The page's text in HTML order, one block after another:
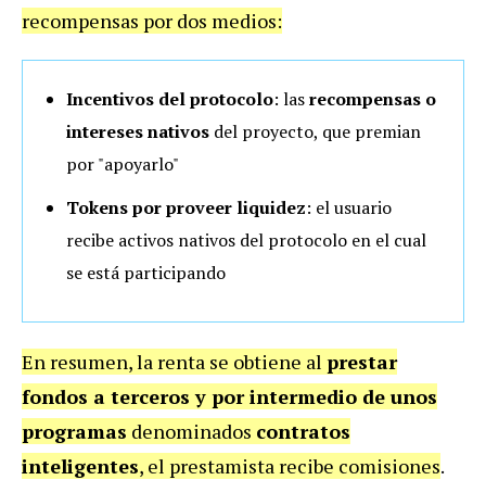
recompensas por dos medios:
Incentivos del protocolo: lasrecompensas o
intereses nativos del proyecto, que premian
por "apoyarlo"
Tokens por proveer liquidez: el usuario
recibe activos nativos del protocolo en el cual
se está participando
En resumen, la renta se obtiene al prestar
fondos a terceros y por intermedio de unos
programas denominados contratos
inteligentes, el prestamista recibe comisiones.